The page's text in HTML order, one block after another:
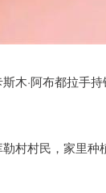
木·阿布都拉手
村村民，家里